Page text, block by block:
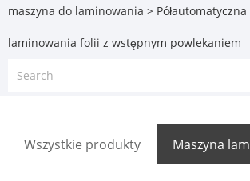
maszyna do laminowania >
laminowania folii z wstępnym powlekaniem
Wszystkie produkty Maszyna